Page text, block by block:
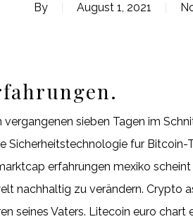
By August 1, 2021
sieben Tagen im
Sicherheitstechnologie fur
erfahrungen mexiko
nachhaltig zu verändern. Crypto
seines Vaters. Litecoin euro